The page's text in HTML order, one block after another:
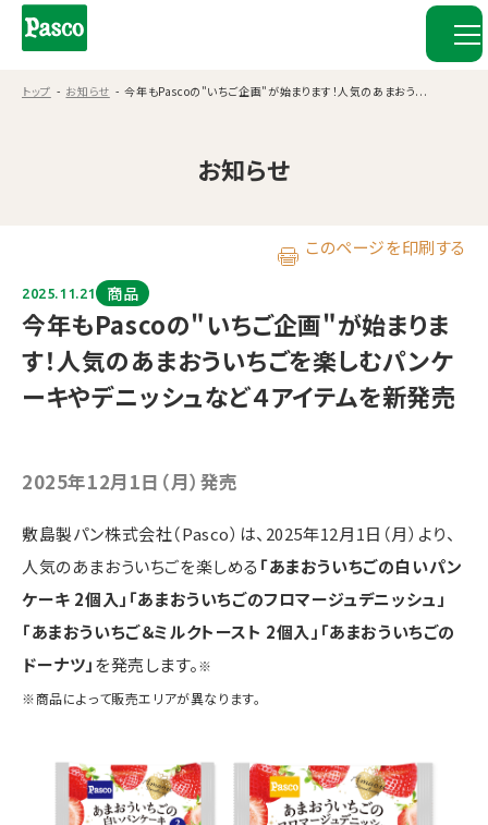
トップ お知らせ 今年もPascoの"いちご企画"が始まります！人気のあまおう...
お知らせ
今年もPascoの"いちご企画"が始まりま
す！人気のあまおういちごを楽しむパンケ
ーキやデニッシュなど４アイテムを新発売
2025.11.21 商品
このページを印刷する
2025年12月1日（月）発売
敷島製パン株式会社（Pasco）は、2025年12月1日（月）より、
人気のあまおういちごを楽しめる 「あまおういちごの白いパン
ケーキ 2個入」「あまおういちごのフロマージュデニッシュ」
「あまおういちご＆ミルクトースト 2個入」「あまおういちごの
ドーナツ」を発売します。※
※商品によって販売エリアが異なります。